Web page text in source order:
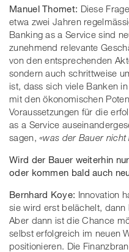
Manuel Thomet: Diese
etwa zwei Jahren
Banking as a Service sind
zunehmend relevante
von den entsprechenden
sondern auch schrittweise
ist, dass sich viele Banken
mit den ökonomischen
Voraussetzungen für die
as a Service
sagen,«was der Bauer nicht
Wird der Bauer weiterhin
oder kommen bald auch
Bernhard Koye: Innovation
sie wird erst belächelt,
Aber dann ist die Chance
selbst erfolgreich im neuen
positionieren. Die